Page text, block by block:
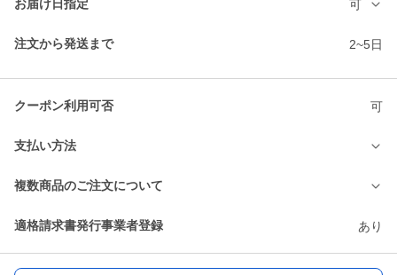
お届け日指定 可
注文から発送まで 2~5日
クーポン利用可否 可
支払い方法
複数商品のご注文について
適格請求書発行事業者登録 あり